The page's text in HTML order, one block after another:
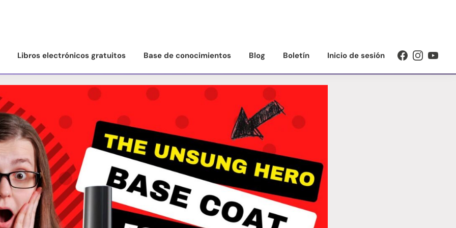
Libros electrónicos gratuitos Base de conocimientos Blog Boletín Inicio de sesión